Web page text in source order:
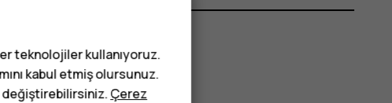
teknolojiler kullanıyoruz.
kabul etmiş olursunuz.
değiştirebilirsiniz.Çerez